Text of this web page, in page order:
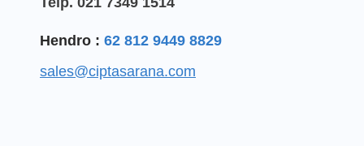
Hendro : 62 812 9449 8829
sales@ciptasarana.com